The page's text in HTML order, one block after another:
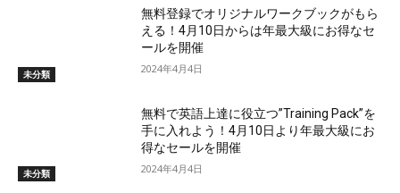
未分類
無料登録でオリジナルワークブックがもら
える！4月10日からは年最大級にお得なセ
ールを開催
2024年4月4日
未分類
無料で英語上達に役立つ”Training Pack”を
手に入れよう！4月10日より年最大級にお
得なセールを開催
2024年4月4日